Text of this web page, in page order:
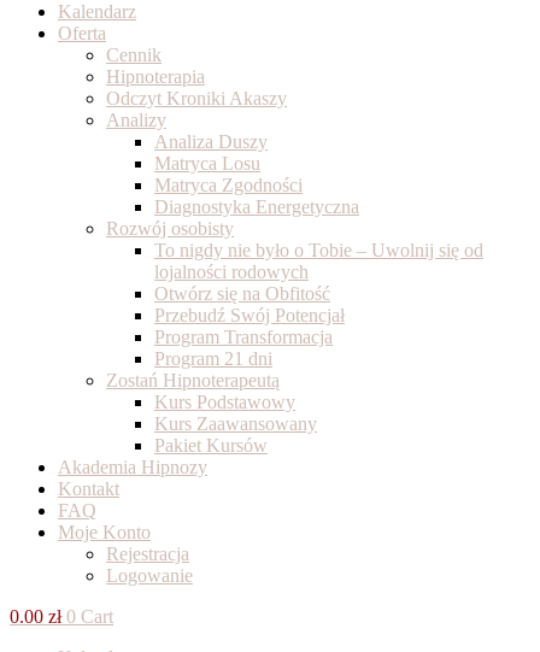
Kalendarz
Oferta
Cennik
Hipnoterapia
Odczyt Kroniki Akaszy
Analizy
Analiza Duszy
Matryca Losu
Matryca Zgodności
Diagnostyka Energetyczna
Rozwój osobisty
To nigdy nie było o Tobie – Uwolnij się od
lojalności rodowych
Otwórz się na Obfitość
Przebudź Swój Potencjał
Program Transformacja
Program 21 dni
Zostań Hipnoterapeutą
Kurs Podstawowy
Kurs Zaawansowany
Pakiet Kursów
Akademia Hipnozy
Kontakt
FAQ
Moje Konto
Rejestracja
Logowanie
0.00 zł 0 Cart